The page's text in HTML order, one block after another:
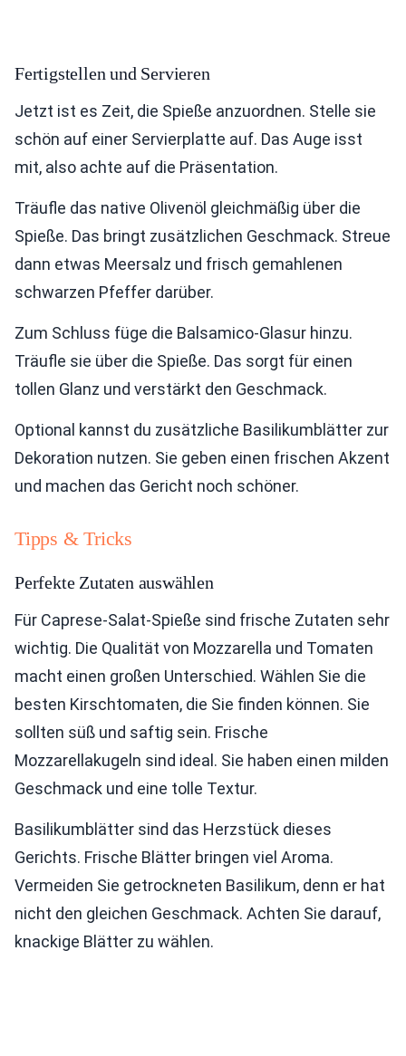
Fertigstellen und Servieren
Jetzt ist es Zeit, die Spieße anzuordnen. Stelle sie
schön auf einer Servierplatte auf. Das Auge isst
mit, also achte auf die Präsentation.
Träufle das native Olivenöl gleichmäßig über die
Spieße. Das bringt zusätzlichen Geschmack. Streue
dann etwas Meersalz und frisch gemahlenen
schwarzen Pfeffer darüber.
Zum Schluss füge die Balsamico-Glasur hinzu.
Träufle sie über die Spieße. Das sorgt für einen
tollen Glanz und verstärkt den Geschmack.
Optional kannst du zusätzliche Basilikumblätter zur
Dekoration nutzen. Sie geben einen frischen Akzent
und machen das Gericht noch schöner.
Tipps & Tricks
Perfekte Zutaten auswählen
Für Caprese-Salat-Spieße sind frische Zutaten sehr
wichtig. Die Qualität von Mozzarella und Tomaten
macht einen großen Unterschied. Wählen Sie die
besten Kirschtomaten, die Sie finden können. Sie
sollten süß und saftig sein. Frische
Mozzarellakugeln sind ideal. Sie haben einen milden
Geschmack und eine tolle Textur.
Basilikumblätter sind das Herzstück dieses
Gerichts. Frische Blätter bringen viel Aroma.
Vermeiden Sie getrockneten Basilikum, denn er hat
nicht den gleichen Geschmack. Achten Sie darauf,
knackige Blätter zu wählen.